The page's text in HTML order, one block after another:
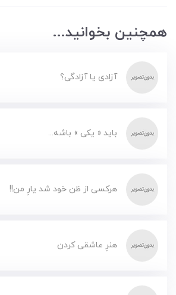
همچنین بخوانید...
آزادی یا آزادگی؟
باید « یکی » باشه...
هرکسی از ظن خود شد یارِ من!!
هنرِ عاشقی کردن